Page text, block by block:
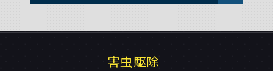
害虫駆除